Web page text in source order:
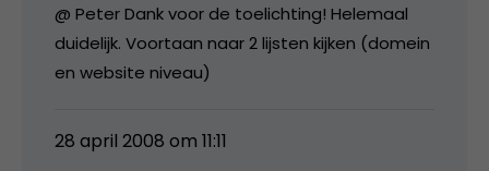
@ Peter Dank voor de toelichting! Helemaal
duidelijk. Voortaan naar 2 lijsten kijken (domein
en website niveau)
28 april 2008 om 11:11